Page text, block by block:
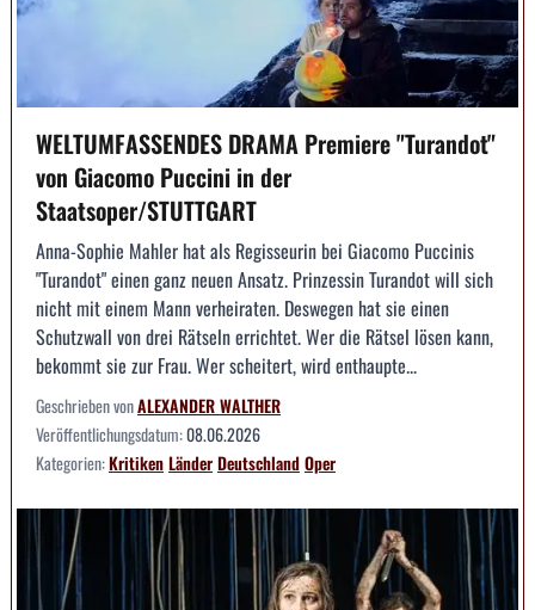
WELTUMFASSENDES DRAMA Premiere "Turandot"
von Giacomo Puccini in der
Staatsoper/STUTTGART
Anna-Sophie Mahler hat als Regisseurin bei Giacomo Puccinis
"Turandot" einen ganz neuen Ansatz. Prinzessin Turandot will sich
nicht mit einem Mann verheiraten. Deswegen hat sie einen
Schutzwall von drei Rätseln errichtet. Wer die Rätsel lösen kann,
bekommt sie zur Frau. Wer scheitert, wird enthaupte...
Geschrieben vonALEXANDER WALTHER
Veröffentlichungsdatum:08.06.2026
Kategorien:KritikenLänderDeutschlandOper